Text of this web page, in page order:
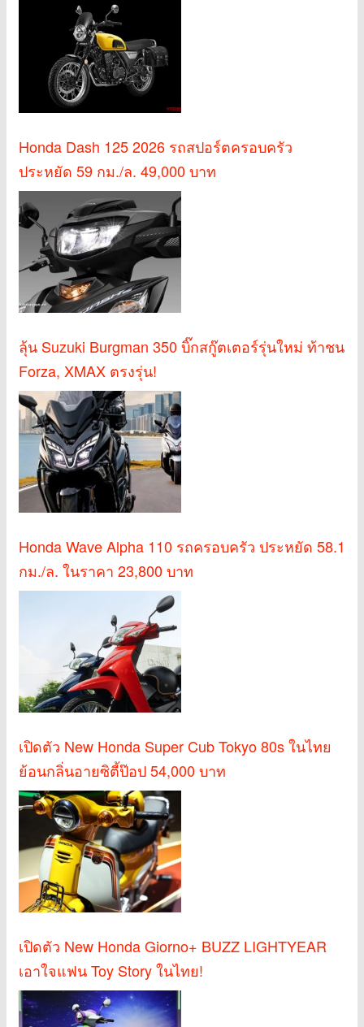
Honda Dash 125 2026 รถสปอร์ตครอบครัว
ประหยัด 59 กม./ล. 49,000 บาท
ลุ้น Suzuki Burgman 350 บิ๊กสกู๊ตเตอร์รุ่นใหม่ ท้าชน
Forza, XMAX ตรงรุ่น!
Honda Wave Alpha 110 รถครอบครัว ประหยัด 58.1
กม./ล. ในราคา 23,800 บาท
เปิดตัว New Honda Super Cub Tokyo 80s ในไทย
ย้อนกลิ่นอายซิตี้ป๊อป 54,000 บาท
เปิดตัว New Honda Giorno+ BUZZ LIGHTYEAR
เอาใจแฟน Toy Story ในไทย!